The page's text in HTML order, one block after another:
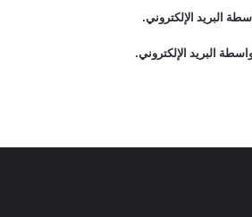
البريد الإلكتروني.
البريد الإلكتروني.